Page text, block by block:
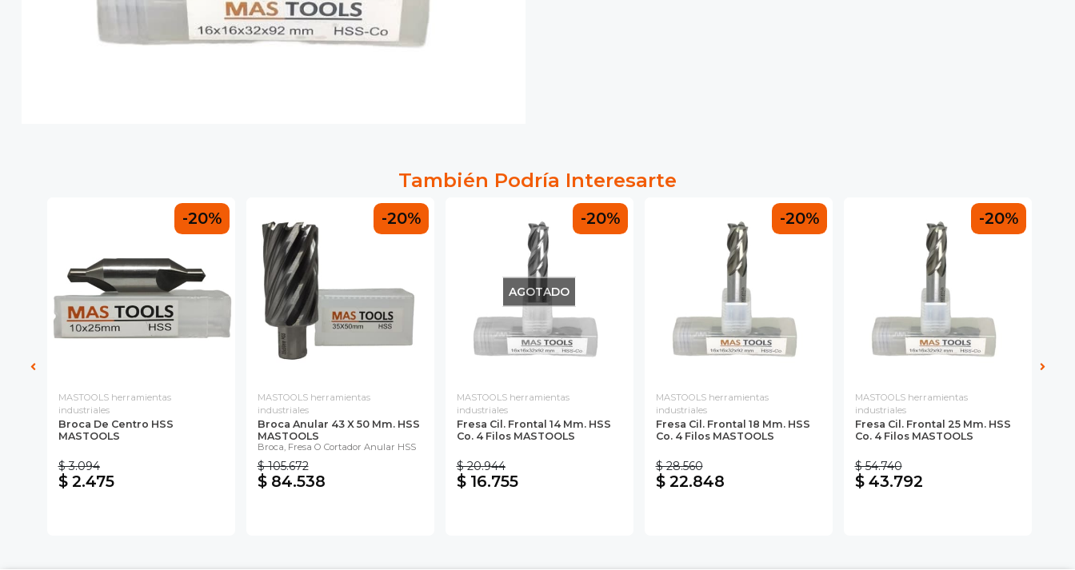
También Podría Interesarte
-20%
MASTOOLS herramientas
industriales
Broca De Centro HSS
MASTOOLS
$ 3.094
$ 2.475
-20%
MASTOOLS herramientas
industriales
Broca Anular 43 X 50 Mm. HSS
MASTOOLS
Broca, Fresa O Cortador Anular HSS
$ 105.672
$ 84.538
-20%
AGOTADO
MASTOOLS herramientas
industriales
Fresa Cil. Frontal 14 Mm. HSS
Co. 4 Filos MASTOOLS
$ 20.944
$ 16.755
-20%
MASTOOLS herramientas
industriales
Fresa Cil. Frontal 18 Mm. HSS
Co. 4 Filos MASTOOLS
$ 28.560
$ 22.848
-20%
MASTOOLS herramientas
industriales
Fresa Cil. Frontal 25 Mm. HSS
Co. 4 Filos MASTOOLS
$ 54.740
$ 43.792